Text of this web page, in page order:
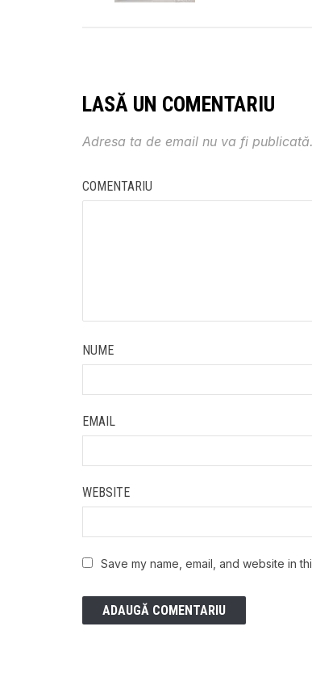
LASĂ UN COMENTARIU
Adresa ta de email nu va fi publicată.
COMENTARIU
NUME
EMAIL
WEBSITE
Save my name, email, and website in